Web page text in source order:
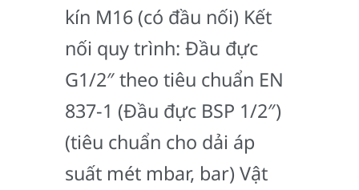
kín M16 (có đầu nối) Kết
nối quy trình: Đầu đực
G1/2″ theo tiêu chuẩn EN
837-1 (Đầu đực BSP 1/2″)
(tiêu chuẩn cho dải áp
suất mét mbar, bar) Vật